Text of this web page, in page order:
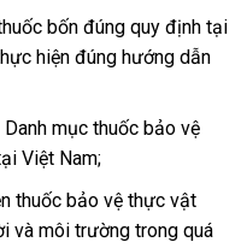
bốn đúng quy định tại
hiện đúng hướng dẫn
mục thuốc bảo vệ
Việt Nam;
thuốc bảo vệ thực vật
và môi trường trong quá